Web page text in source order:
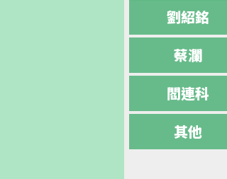
劉紹銘
蔡瀾
閻連科
其他